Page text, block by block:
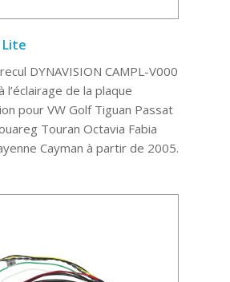
Lite
DYNAVISION CAMPL-V000
l’éclairage de la plaque
pour VW Golf Tiguan Passat
Touran Octavia Fabia
Cayman à partir de 2005.